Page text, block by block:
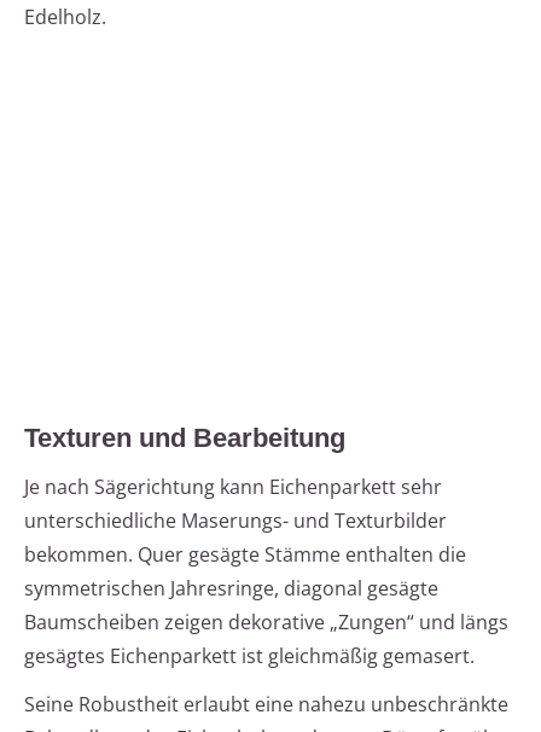
Edelholz.
Texturen und Bearbeitung
Je nach Sägerichtung kann Eichenparkett sehr
unterschiedliche Maserungs- und Texturbilder
bekommen. Quer gesägte Stämme enthalten die
symmetrischen Jahresringe, diagonal gesägte
Baumscheiben zeigen dekorative „Zungen“ und längs
gesägtes Eichenparkett ist gleichmäßig gemasert.
Seine Robustheit erlaubt eine nahezu unbeschränkte